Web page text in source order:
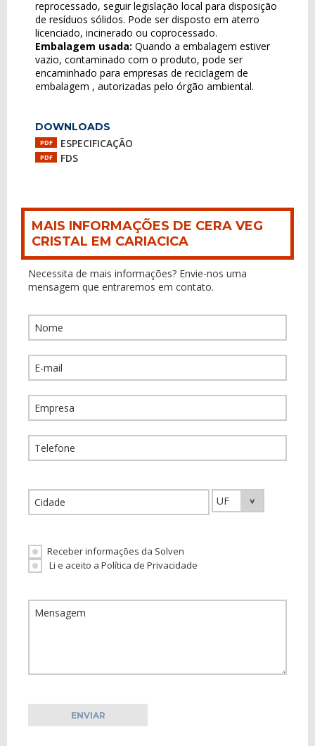
reprocessado, seguir legislação local para disposição
de resíduos sólidos. Pode ser disposto em aterro
licenciado, incinerado ou coprocessado.
Embalagem usada: Quando a embalagem estiver
vazio, contaminado com o produto, pode ser
encaminhado para empresas de reciclagem de
embalagem , autorizadas pelo órgão ambiental.
DOWNLOADS
PDF ESPECIFICAÇÃO
PDF FDS
MAIS INFORMAÇÕES DE CERA VEG
CRISTAL EM CARIACICA
Necessita de mais informações? Envie-nos uma
mensagem que entraremos em contato.
Receber informações da Solven
Li e aceito a Política de Privacidade